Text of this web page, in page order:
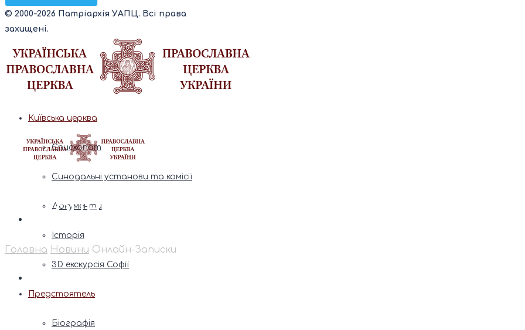
© 2000-2026 Патріархія УАПЦ. Всі права
захищені.
Київська церква
Єпископат
Синодальні установи та комісії
Документи
Історія
3D екскурсія Софії
Предстоятель
Біографія
Онлайн-Записки
Головна Новини Онлайн-Записки